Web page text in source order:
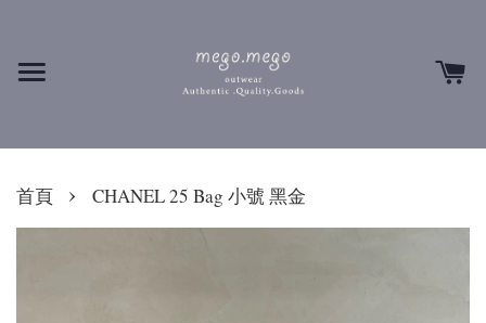
首頁 › CHANEL 25 Bag 小號 黑金